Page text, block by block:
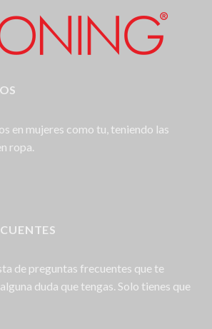
en mujeres como tu, teniendo las
ropa.
de preguntas frecuentes que te
duda que tengas. Solo tienes que